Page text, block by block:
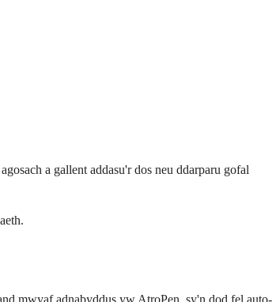
a gallent addasu'r dos neu ddarparu gofal
mwyaf adnabyddus yw AtroPen, sy'n dod fel auto-